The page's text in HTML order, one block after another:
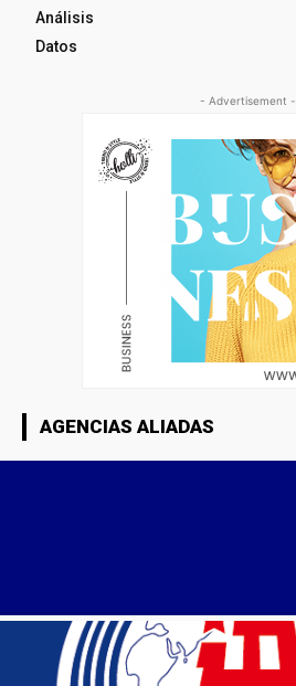
Análisis
Datos
- Advertisement -
AGENCIAS ALIADAS